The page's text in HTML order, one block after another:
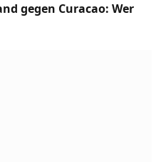
gegen Curacao: Wer